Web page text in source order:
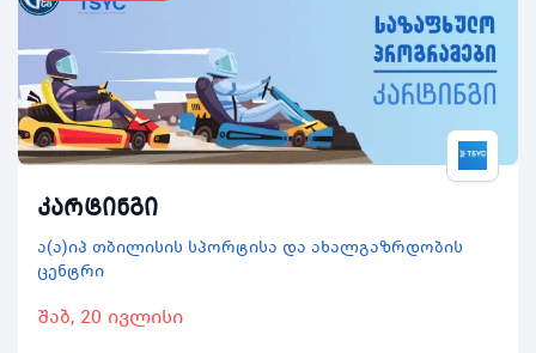
კარტინგი
ა(ა)იპ თბილისის სპორტისა და ახალგაზრდობის
ცენტრი
შაბ, 20 ივლისი